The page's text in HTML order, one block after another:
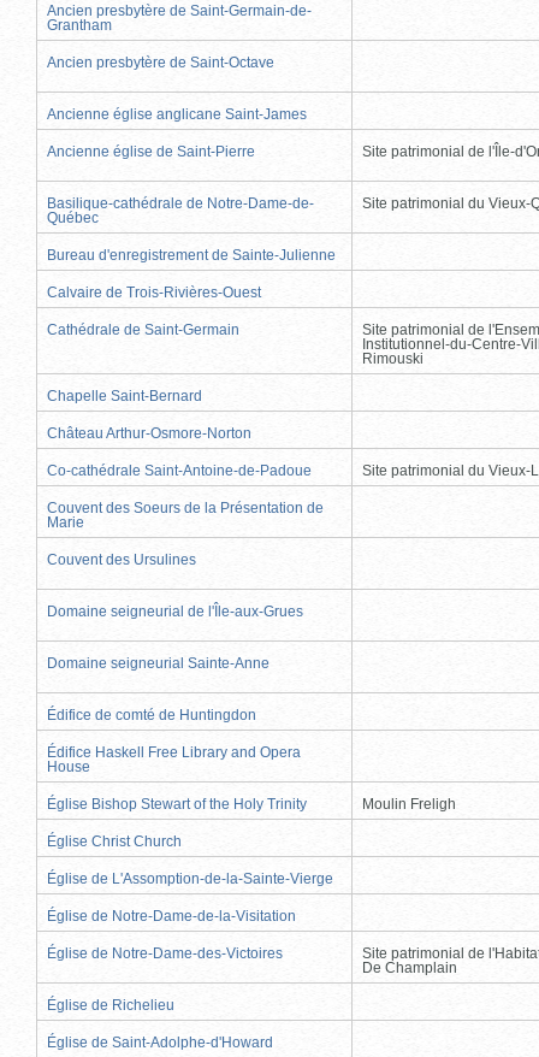
Ancien presbytère de Saint-Germain-de-
Grantham
Ancien presbytère de Saint-Octave
Ancienne église anglicane Saint-James
Ancienne église de Saint-Pierre Site patrimonial de l'Île-
Basilique-cathédrale de Notre-Dame-de-
Québec
Site patrimonial du Vieux-
Bureau d'enregistrement de Sainte-Julienne
Calvaire de Trois-Rivières-Ouest
Cathédrale de Saint-Germain
Site patrimonial de
Institutionnel-du-Centre-
Rimouski
Chapelle Saint-Bernard
Château Arthur-Osmore-Norton
Co-cathédrale Saint-Antoine-de-Padoue Site patrimonial du Vieux-
Couvent des Soeurs de la Présentation de
Marie
Couvent des Ursulines
Domaine seigneurial de l'Île-aux-Grues
Domaine seigneurial Sainte-Anne
Édifice de comté de Huntingdon
Édifice Haskell Free Library and Opera
House
Église Bishop Stewart of the Holy Trinity Moulin Freligh
Église Christ Church
Église de L'Assomption-de-la-Sainte-Vierge
Église de Notre-Dame-de-la-Visitation
Église de Notre-Dame-des-Victoires
Site patrimonial de
De Champlain
Église de Richelieu
Église de Saint-Adolphe-d'Howard